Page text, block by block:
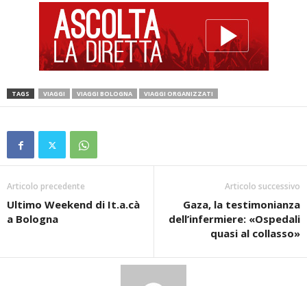
TAGS VIAGGI VIAGGI BOLOGNA VIAGGI ORGANIZZATI
Articolo precedente
Ultimo Weekend di It.a.cà
a Bologna
Articolo successivo
Gaza, la testimonianza
dell’infermiere: «Ospedali
quasi al collasso»